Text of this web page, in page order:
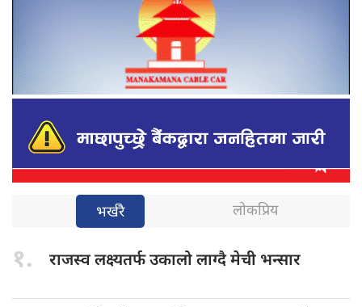
भर्खरै लोकप्रिय
१. राजस्व लक्ष्यतर्फउकालो लाग्दै मेची भन्सार